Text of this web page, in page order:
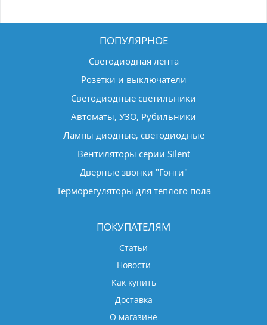
ПОПУЛЯРНОЕ
Светодиодная лента
Розетки и выключатели
Светодиодные светильники
Автоматы, УЗО, Рубильники
Лампы диодные, светодиодные
Вентиляторы серии Silent
Дверные звонки "Гонги"
Терморегуляторы для теплого пола
ПОКУПАТЕЛЯМ
Статьи
Новости
Как купить
Доставка
О магазине